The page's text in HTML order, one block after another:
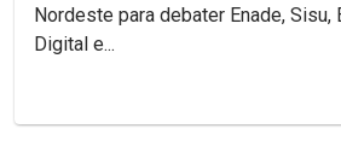
Nordeste para debater Enade, Sisu,
Digital e...